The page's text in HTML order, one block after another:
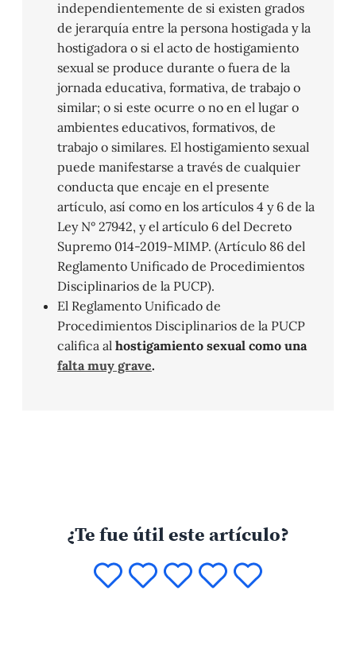
independientemente de si existen grados
de jerarquía entre la persona hostigada y la
hostigadora o si el acto de hostigamiento
sexual se produce durante o fuera de la
jornada educativa, formativa, de trabajo o
similar; o si este ocurre o no en el lugar o
ambientes educativos, formativos, de
trabajo o similares. El hostigamiento sexual
puede manifestarse a través de cualquier
conducta que encaje en el presente
artículo, así como en los artículos 4 y 6 de la
Ley N° 27942, y el artículo 6 del Decreto
Supremo 014-2019-MIMP. (Artículo 86 del
Reglamento Unificado de Procedimientos
Disciplinarios de la PUCP).
El Reglamento Unificado de
Procedimientos Disciplinarios de la PUCP
califica al hostigamiento sexual como una
falta muy grave.
¿Te fue útil este artículo?